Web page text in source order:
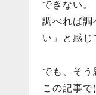
できない。
調べれば調
い」と感じ
でも、そう
この記事